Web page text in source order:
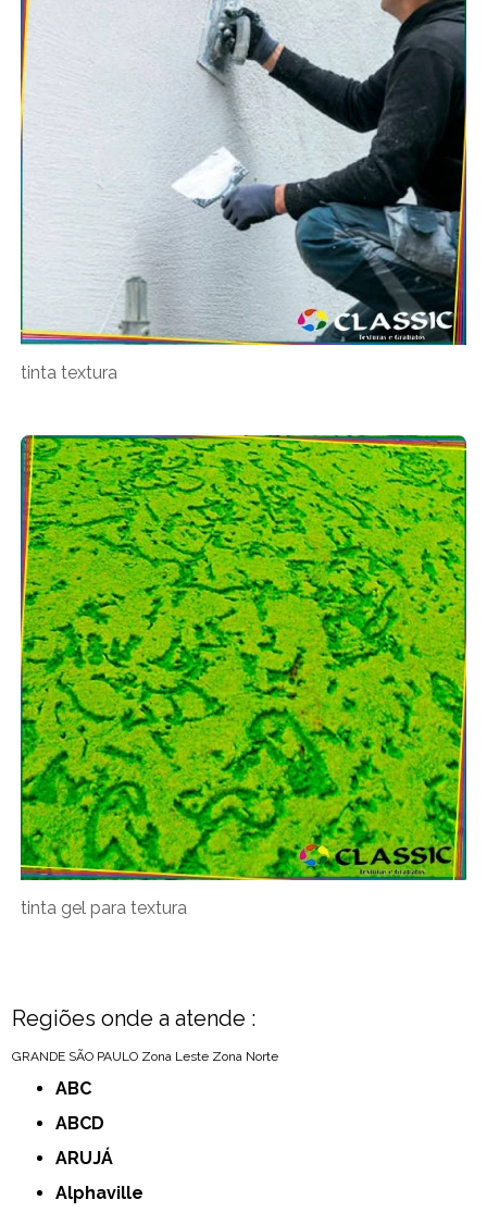
tinta textura
tinta gel para textura
Regiões onde a atende :
GRANDE SÃO PAULO Zona Leste Zona Norte
ABC
ABCD
ARUJÁ
Alphaville